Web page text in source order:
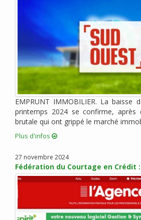
juillet 2021 (2)
juin 2021 (2)
mai 2021 (1)
avril 2021 (1)
mars 2021 (2)
février 2021 (3)
janvier 2021 (2)
décembre 2020 (5)
novembre 2020 (2)
septembre 2020 (5)
août 2020 (2)
juillet 2020 (3)
juin 2020 (6)
mai 2020 (2)
EMPRUNT IMMOBILIER. La baisse
printemps 2024 se confirme, après
brutale qui ont grippé le marché
Plus d'infos
27 novembre 2024